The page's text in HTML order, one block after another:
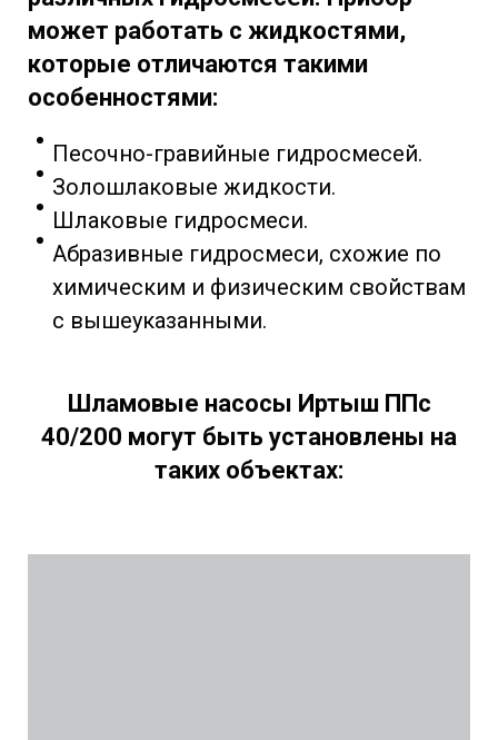
может работать с жидкостями,
которые отличаются такими
особенностями:
Песочно-гравийные гидросмесей.
Золошлаковые жидкости.
Шлаковые гидросмеси.
Абразивные гидросмеси, схожие по
химическим и физическим свойствам
с вышеуказанными.
Шламовые насосы Иртыш ППс
40/200 могут быть установлены на
таких объектах: